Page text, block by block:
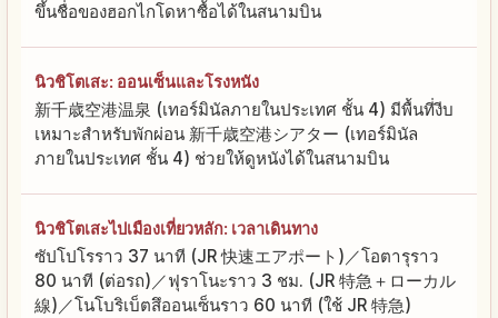
ขึ้นชื่อของฮอกไกโดหาซื้อได้ในสนามบิน
นิวชิโตเสะ: ออนเซ็นและโรงหนัง
新千歳空港温泉 (เทอร์มินัลภายในประเทศ ชั้น 4) มีพื้นที่งีบ
เหมาะสำหรับพักผ่อน 新千歳空港シアター (เทอร์มินัล
ภายในประเทศ ชั้น 4) ช่วยให้ดูหนังได้ในสนามบิน
นิวชิโตเสะไปเมืองเที่ยวหลัก: เวลาเดินทาง
ซัปโปโรราว 37 นาที (JR 快速エアポート)／โอตารุราว
80 นาที (ต่อรถ)／ฟุราโนะราว 3 ชม. (JR 特急＋ローカル
線)／โนโบริเบ็ตสึออนเซ็นราว 60 นาที (ใช้ JR 特急)